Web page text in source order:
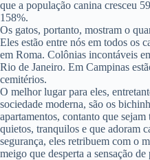
que a população canina cresceu
158%.
Os gatos, portanto, mostram o
Eles estão entre nós em todos os
em Roma. Colônias incontáveis
Rio de Janeiro. Em Campinas
cemitérios.
O melhor lugar para eles,
sociedade moderna, são os
apartamentos, contanto que
quietos, tranquilos e que adoram
segurança, eles retribuem com o
meigo que desperta a sensação de